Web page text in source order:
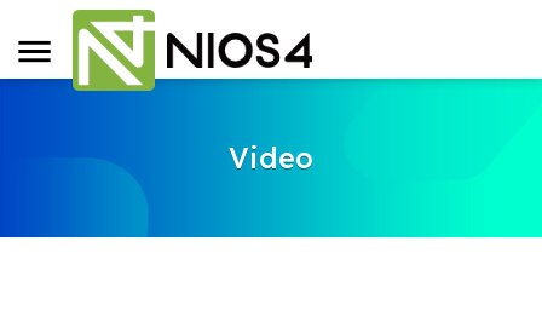
Video